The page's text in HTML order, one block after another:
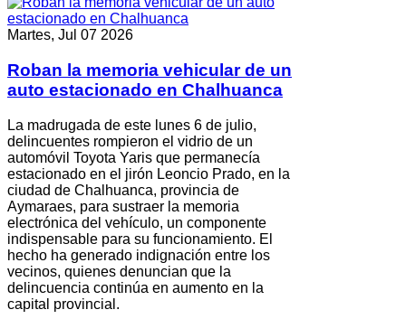
Martes, Jul 07 2026
Roban la memoria vehicular de un
auto estacionado en Chalhuanca
La madrugada de este lunes 6 de julio,
delincuentes rompieron el vidrio de un
automóvil Toyota Yaris que permanecía
estacionado en el jirón Leoncio Prado, en la
ciudad de Chalhuanca, provincia de
Aymaraes, para sustraer la memoria
electrónica del vehículo, un componente
indispensable para su funcionamiento. El
hecho ha generado indignación entre los
vecinos, quienes denuncian que la
delincuencia continúa en aumento en la
capital provincial.